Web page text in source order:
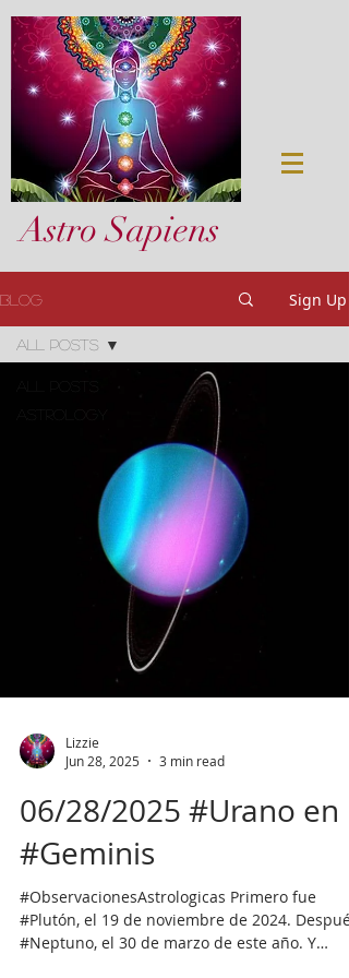
Astro Sapiens
Blog Sign Up
All Posts
Lizzie
Jun 28, 2025
06/28/2025 #Urano en
#Geminis
#ObservacionesAstrologicas Primero fue
#Plutón, el 19 de noviembre de 2024.
#Neptuno, el 30 de marzo de este año. Y